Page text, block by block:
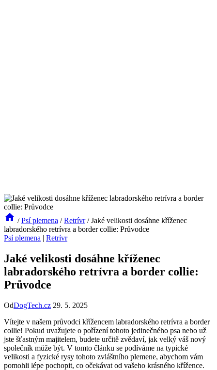
/ Psí plemena / Retrívr / Jaké velikosti dosáhne kříženec
labradorského retrívra a border collie: Průvodce
Psí plemena | Retrívr
Jaké velikosti dosáhne kříženec
labradorského retrívra a border collie:
Průvodce
OdDogTech.cz 29. 5. 2025
Vítejte v našem průvodci křížencem labradorského retrívra a border
collie! Pokud uvažujete o pořízení tohoto jedinečného psa nebo už
jste šťastným majitelem, budete určitě zvědaví, jak velký váš nový
společník může být. V tomto článku se podíváme na typické
velikosti a fyzické rysy tohoto zvláštního plemene, abychom vám
pomohli lépe pochopit, co očekávat od vašeho krásného křížence.